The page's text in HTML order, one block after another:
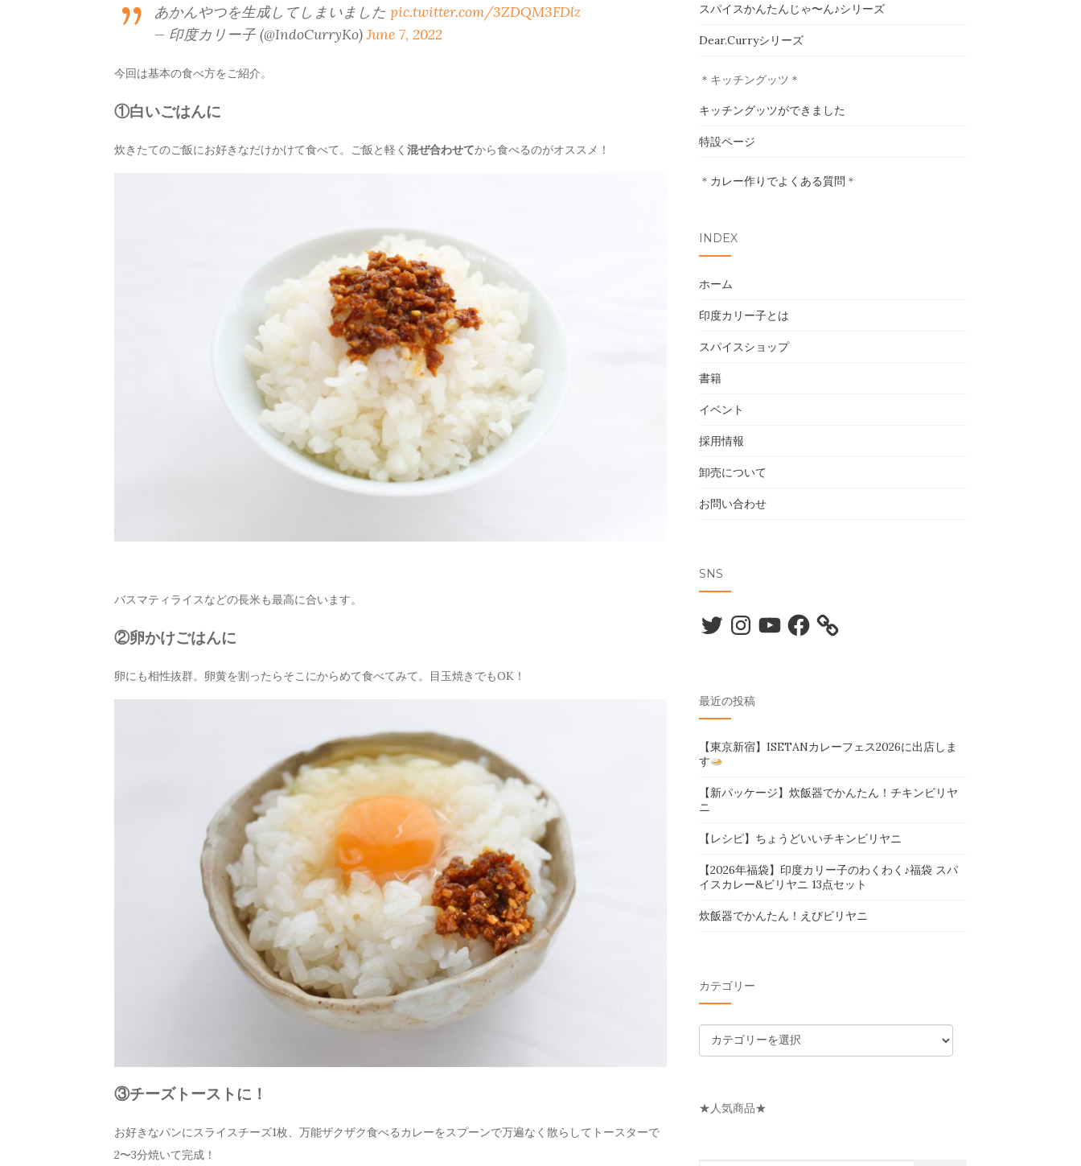
あかんやつを生成してしまいました pic.twitter.com/3ZDQM3FDlz
— 印度カリー子 (@IndoCurryKo)June 7, 2022
今回は基本の食べ方をご紹介。
①白いごはんに
炊きたてのご飯にお好きなだけかけて食べて。ご飯と軽く 混ぜ合わせてから食べるのがオススメ！
バスマティライスなどの長米も最高に合います。
②卵かけごはんに
卵にも相性抜群。卵黄を割ったらそこにからめて食べてみて。目玉焼きでもOK！
③チーズトーストに！
お好きなパンにスライスチーズ1枚、万能ザクザク食べるカレーをスプーンで万遍なく散らしてトースターで
2〜3分焼いて完成！
スパイスかんたんじゃ〜ん♪シリーズ
Dear.Curryシリーズ
＊キッチングッツ＊
キッチングッツができました
特設ページ
＊ カレー作りでよくある質問 ＊
INDEX
ホーム
印度カリー子とは
スパイスショップ
書籍
イベント
採用情報
卸売について
お問い合わせ
SNS
TwitterInstagramYouTubeFacebook
最近の投稿
【東京新宿】ISETANカレーフェス2026に出店しま
す
【新パッケージ】炊飯器でかんたん！チキンビリヤ
ニ
【レシピ】ちょうどいいチキンビリヤニ
【2026年福袋】印度カリー子のわくわく♪福袋 スパ
イスカレー&ビリヤニ 13点セット
炊飯器でかんたん！えびビリヤニ
カテゴリー
テ
リ
★人気商品★